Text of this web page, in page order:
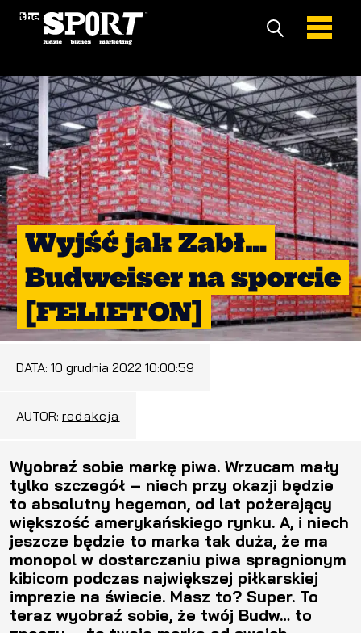
Wyjść jak Zabł…
Budweiser na sporcie
[FELIETON]
DATA: 10 grudnia 2022 10:00:59
AUTOR: redakcja
Wyobraź sobie markę piwa. Wrzucam mały
tylko szczegół – niech przy okazji będzie
to absolutny hegemon, od lat pożerający
większość amerykańskiego rynku. A, i niech
jeszcze będzie to marka tak duża, że ma
monopol w dostarczaniu piwa spragnionym
kibicom podczas największej piłkarskiej
imprezie na świecie. Masz to? Super. To
teraz wyobraź sobie, że twój Budw… to